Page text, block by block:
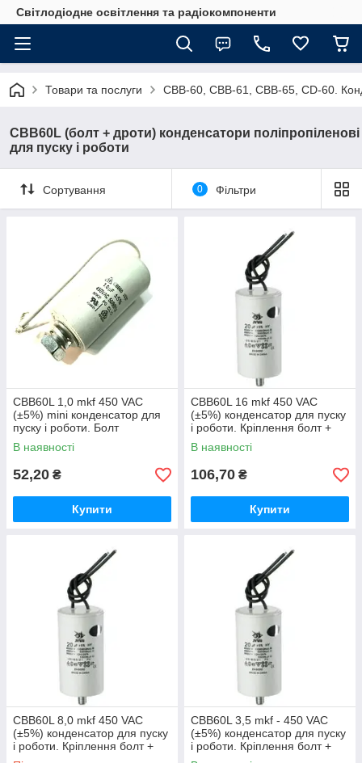
Світлодіодне освітлення та радіокомпоненти
Товари та послуги CBB-60, CBB-61, CBB-65, CD-60.
CBB60L (болт + дроти) конденсатори поліпропіленові
для пуску і роботи
Сортування 0 Фільтри
CBB60L 1,0 mkf 450 VAC
(±5%) mini конденсатор для
пуску і роботи. Болт
Кріплення + дроти (25*50
mm)
В наявності
52,20 ₴
Купити
CBB60L 16 mkf 450 VAC
(±5%) конденсатор для пуску
і роботи. Кріплення болт +
дроти (40*70 mm)
В наявності
106,70 ₴
Купити
CBB60L 8,0 mkf 450 VAC
(±5%) конденсатор для пуску
і роботи. Кріплення болт +
дроти (35*65 mm)
CBB60L 3,5 mkf - 450 VAC
(±5%) конденсатор для пуску
і роботи. Кріплення болт +
дроти (30*57 mm)